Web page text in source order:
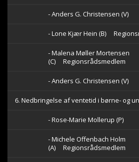
- Anders G. Christensen (V)
- Lone Kjær Hein (B)
- Malena Møller Mortensen
(C)
Regionsrådsmedlem
- Anders G. Christensen (V)
6. Nedbringelse af ventetid i børne- og
- Rose-Marie Mollerup (P)
- Michele Offenbach Holm
(A)
Regionsrådsmedlem